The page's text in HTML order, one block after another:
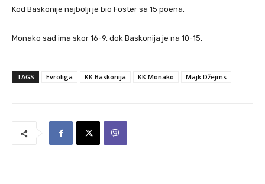
Kod Baskonije najbolji je bio Foster sa 15 poena.
Monako sad ima skor 16-9, dok Baskonija je na 10-15.
TAGS Evroliga KK Baskonija KK Monako Majk Džejms